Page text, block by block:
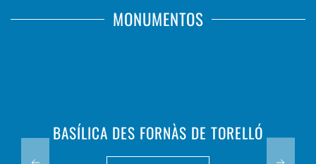
MONUMENTOS
BASÍLICA DES FORNÀS DE TORELLÓ